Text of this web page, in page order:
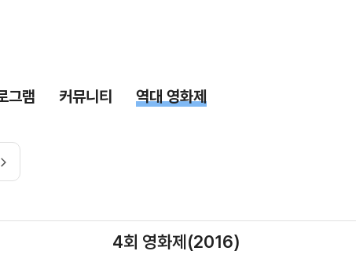
그램 커뮤니티 역대 영화제
4회 영화제(2016)